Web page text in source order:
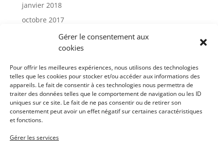
Gérer le consentement aux
cookies
Pour offrir les meilleures expériences, nous utilisons des technologies
telles que les cookies pour stocker et/ou accéder aux informations des
appareils. Le fait de consentir à ces technologies nous permettra de
traiter des données telles que le comportement de navigation ou les ID
uniques sur ce site. Le fait de ne pas consentir ou de retirer son
consentement peut avoir un effet négatif sur certaines caractéristiques
et fonctions.
Gérer les services
janvier 2018
octobre 2017
janvier 2017
Catégories
Actu
Uncategorized
Méta